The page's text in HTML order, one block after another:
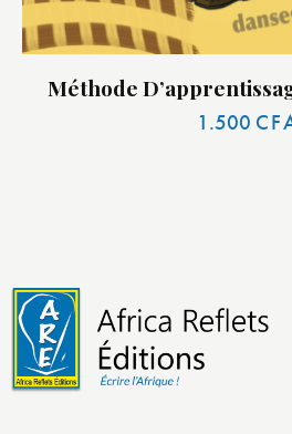
Méthode
1.500